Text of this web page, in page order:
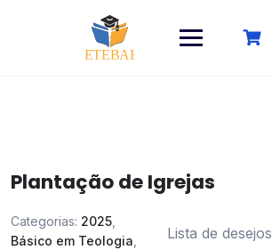
Plantação de Igrejas
Categorias: 2025
Básico em Teologia
Lista de desejos